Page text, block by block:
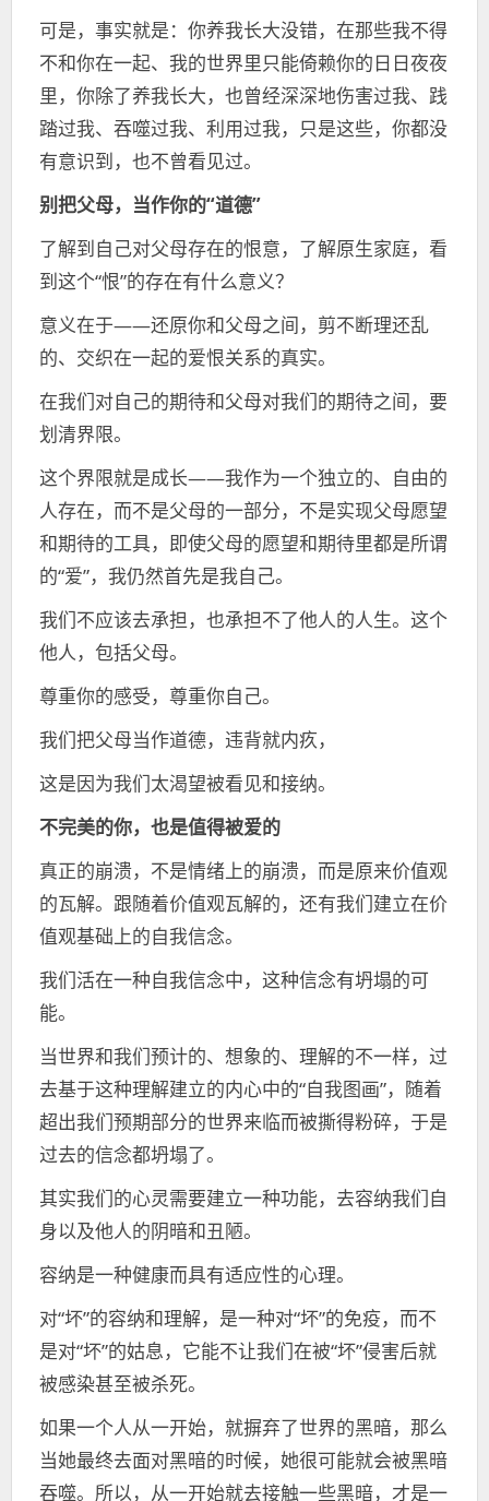
可是，事实就是：你养我长大没错，在那些我不得
不和你在一起、我的世界里只能倚赖你的日日夜夜
里，你除了养我长大，也曾经深深地伤害过我、践
踏过我、吞噬过我、利用过我，只是这些，你都没
有意识到，也不曾看见过。
别把父母，当作你的“道德”
了解到自己对父母存在的恨意，了解原生家庭，看
到这个“恨”的存在有什么意义？
意义在于——还原你和父母之间，剪不断理还乱
的、交织在一起的爱恨关系的真实。
在我们对自己的期待和父母对我们的期待之间，要
划清界限。
这个界限就是成长——我作为一个独立的、自由的
人存在，而不是父母的一部分，不是实现父母愿望
和期待的工具，即使父母的愿望和期待里都是所谓
的“爱”，我仍然首先是我自己。
我们不应该去承担，也承担不了他人的人生。这个
他人，包括父母。
尊重你的感受，尊重你自己。
我们把父母当作道德，违背就内疚，
这是因为我们太渴望被看见和接纳。
不完美的你，也是值得被爱的
真正的崩溃，不是情绪上的崩溃，而是原来价值观
的瓦解。跟随着价值观瓦解的，还有我们建立在价
值观基础上的自我信念。
我们活在一种自我信念中，这种信念有坍塌的可
能。
当世界和我们预计的、想象的、理解的不一样，过
去基于这种理解建立的内心中的“自我图画”，随着
超出我们预期部分的世界来临而被撕得粉碎，于是
过去的信念都坍塌了。
其实我们的心灵需要建立一种功能，去容纳我们自
身以及他人的阴暗和丑陋。
容纳是一种健康而具有适应性的心理。
对“坏”的容纳和理解，是一种对“坏”的免疫，而不
是对“坏”的姑息，它能不让我们在被“坏”侵害后就
被感染甚至被杀死。
如果一个人从一开始，就摒弃了世界的黑暗，那么
当她最终去面对黑暗的时候，她很可能就会被黑暗
吞噬。所以，从一开始就去接触一些黑暗，才是一